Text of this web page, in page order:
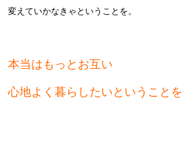
変えていかなきゃということを。
本当はもっとお互い
心地よく暮らしたいということを